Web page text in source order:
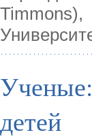
Timmons),
детей